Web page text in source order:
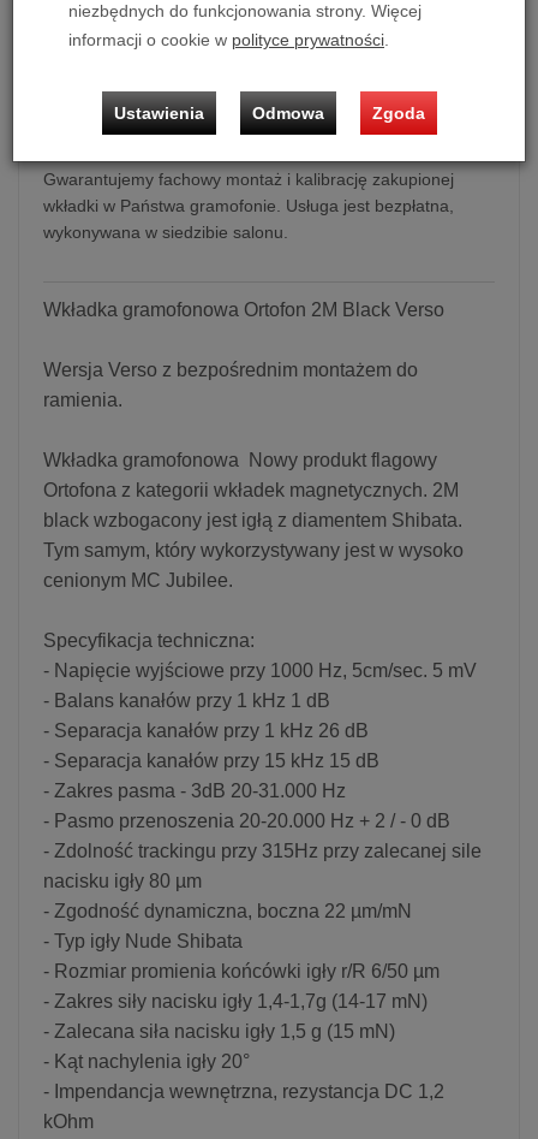
Możliwość zakupu produktu w bezpłatnym systemie
ratalnym 0% na 10, 20 i 30 miesięcy lub specjalna oferta!
Gwarantujemy fachowy montaż i kalibrację zakupionej
wkładki w Państwa gramofonie. Usługa jest bezpłatna,
wykonywana w siedzibie salonu.
Wkładka gramofonowa Ortofon 2M Black Verso
Wersja Verso z bezpośrednim montażem do
ramienia.
Wkładka gramofonowa Nowy produkt flagowy
Ortofona z kategorii wkładek magnetycznych. 2M
black wzbogacony jest igłą z diamentem Shibata.
Tym samym, który wykorzystywany jest w wysoko
cenionym MC Jubilee.
Specyfikacja techniczna:
- Napięcie wyjściowe przy 1000 Hz, 5cm/sec. 5 mV
- Balans kanałów przy 1 kHz 1 dB
- Separacja kanałów przy 1 kHz 26 dB
- Separacja kanałów przy 15 kHz 15 dB
- Zakres pasma - 3dB 20-31.000 Hz
- Pasmo przenoszenia 20-20.000 Hz + 2 / - 0 dB
- Zdolność trackingu przy 315Hz przy zalecanej sile
nacisku igły 80 µm
- Zgodność dynamiczna, boczna 22 µm/mN
- Typ igły Nude Shibata
- Rozmiar promienia końcówki igły r/R 6/50 µm
- Zakres siły nacisku igły 1,4-1,7g (14-17 mN)
- Zalecana siła nacisku igły 1,5 g (15 mN)
- Kąt nachylenia igły 20°
- Impendancja wewnętrzna, rezystancja DC 1,2
kOhm
niezbędnych do funkcjonowania strony. Więcej
informacji o cookie w polityce prywatności.
Ustawienia Odmowa Zgoda